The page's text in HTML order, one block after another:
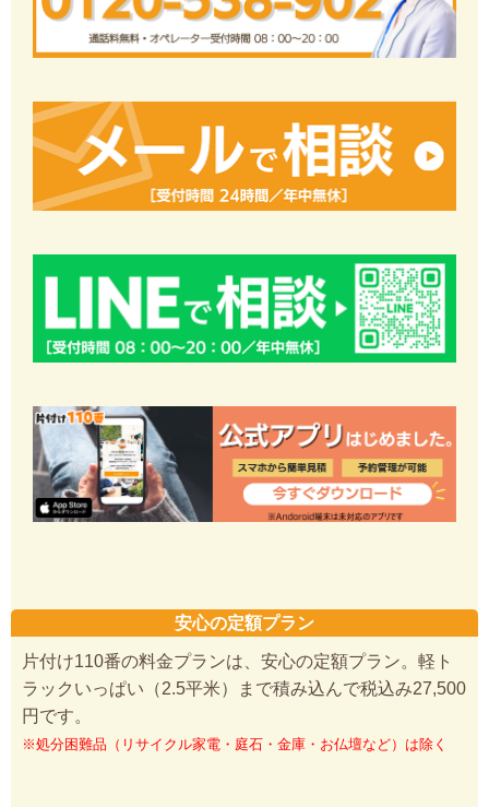
安心の定額プラン
片付け110番の料金プランは、安心の定額プラン。軽ト
ラックいっぱい（2.5平米）まで積み込んで税込み27,500
円です。
※処分困難品（リサイクル家電・庭石・金庫・お仏壇など）は除く